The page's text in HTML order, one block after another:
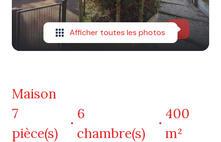
Afficher toutes les photos
Maison
7
pièce(s)
6
chambre(s)
400
m²